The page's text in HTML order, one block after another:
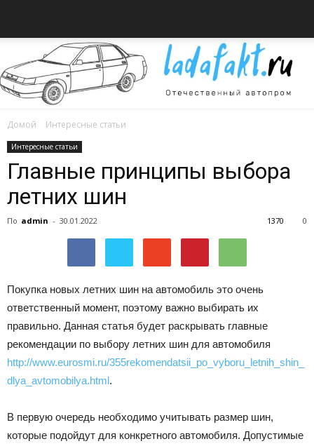
автомобилях
Лада
Домой Интересные статьи
Интересные статьи
Главные принципы выбора
летних шин
По admin - 30.01.2022 0
1370
Покупка новых летних шин на автомобиль это очень
ответственный момент, поэтому важно выбирать их
правильно. Данная статья будет раскрывать главные
рекомендации по выбору летних шин для автомобиля
http://www.eurosmi.ru/355rekomendatsii_po_vyboru_letnih_shin_
dlya_avtomobilya.html.
В первую очередь необходимо учитывать размер шин,
которые подойдут для конкретного автомобиля. Допустимые